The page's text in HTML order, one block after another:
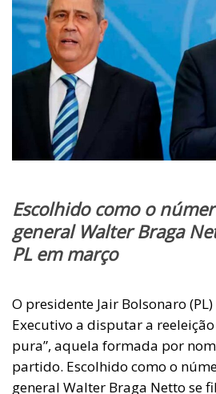
Escolhido como o
general Walter Braga
PL em março
O presidente Jair Bolsonaro (PL)
Executivo a disputar a
pura”, aquela formada por
partido. Escolhido como o
general Walter Braga Netto se